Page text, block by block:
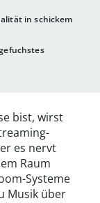
in schickem
bist, wirst
es nervt
Raum
Systeme
Musik über